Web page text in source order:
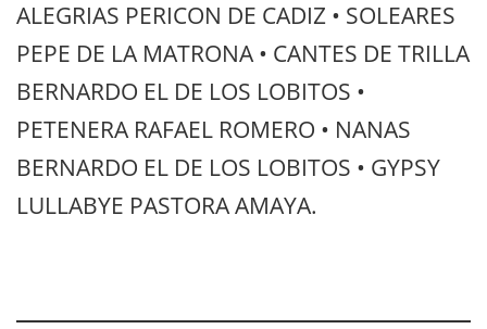
ALEGRIAS PERICON DE CADIZ • SOLEARES
PEPE DE LA MATRONA • CANTES DE TRILLA
BERNARDO EL DE LOS LOBITOS •
PETENERA RAFAEL ROMERO • NANAS
BERNARDO EL DE LOS LOBITOS • GYPSY
LULLABYE PASTORA AMAYA.